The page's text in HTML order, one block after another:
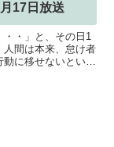
17日放送
・」と、その日1
人間は本来、怠け者
に移せないという